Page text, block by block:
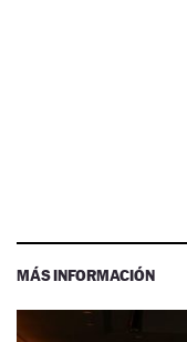
MÁS INFORMACIÓN